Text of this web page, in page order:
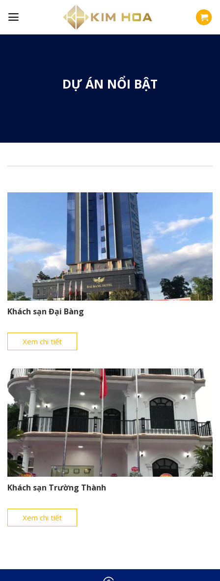
DỰ ÁN NỔI BẬT
Khách sạn Đại Bàng
Xem chi tiết
Khách sạn Trường Thành
Xem chi tiết